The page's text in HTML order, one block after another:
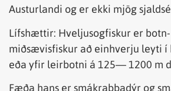
Austurlandi og er ekki mjög
Lífshættir: Hveljusogfiskur er botn-
miðsævisfiskur að einhverju leyti í
eða yfir leirbotni á 125— 1200 m
Fæða hans er smákrabbadýr og